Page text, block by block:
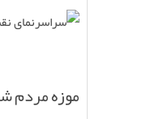
موزه مردم